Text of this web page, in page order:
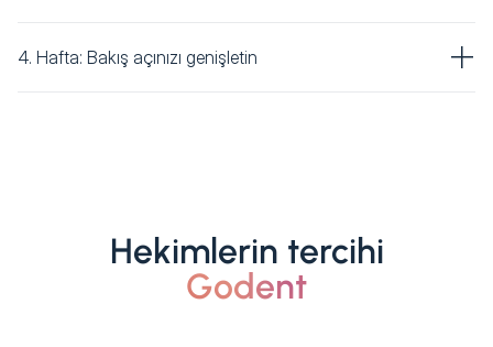
4. Hafta: Bakış açınızı genişletin
Hekimlerin tercihi
Godent